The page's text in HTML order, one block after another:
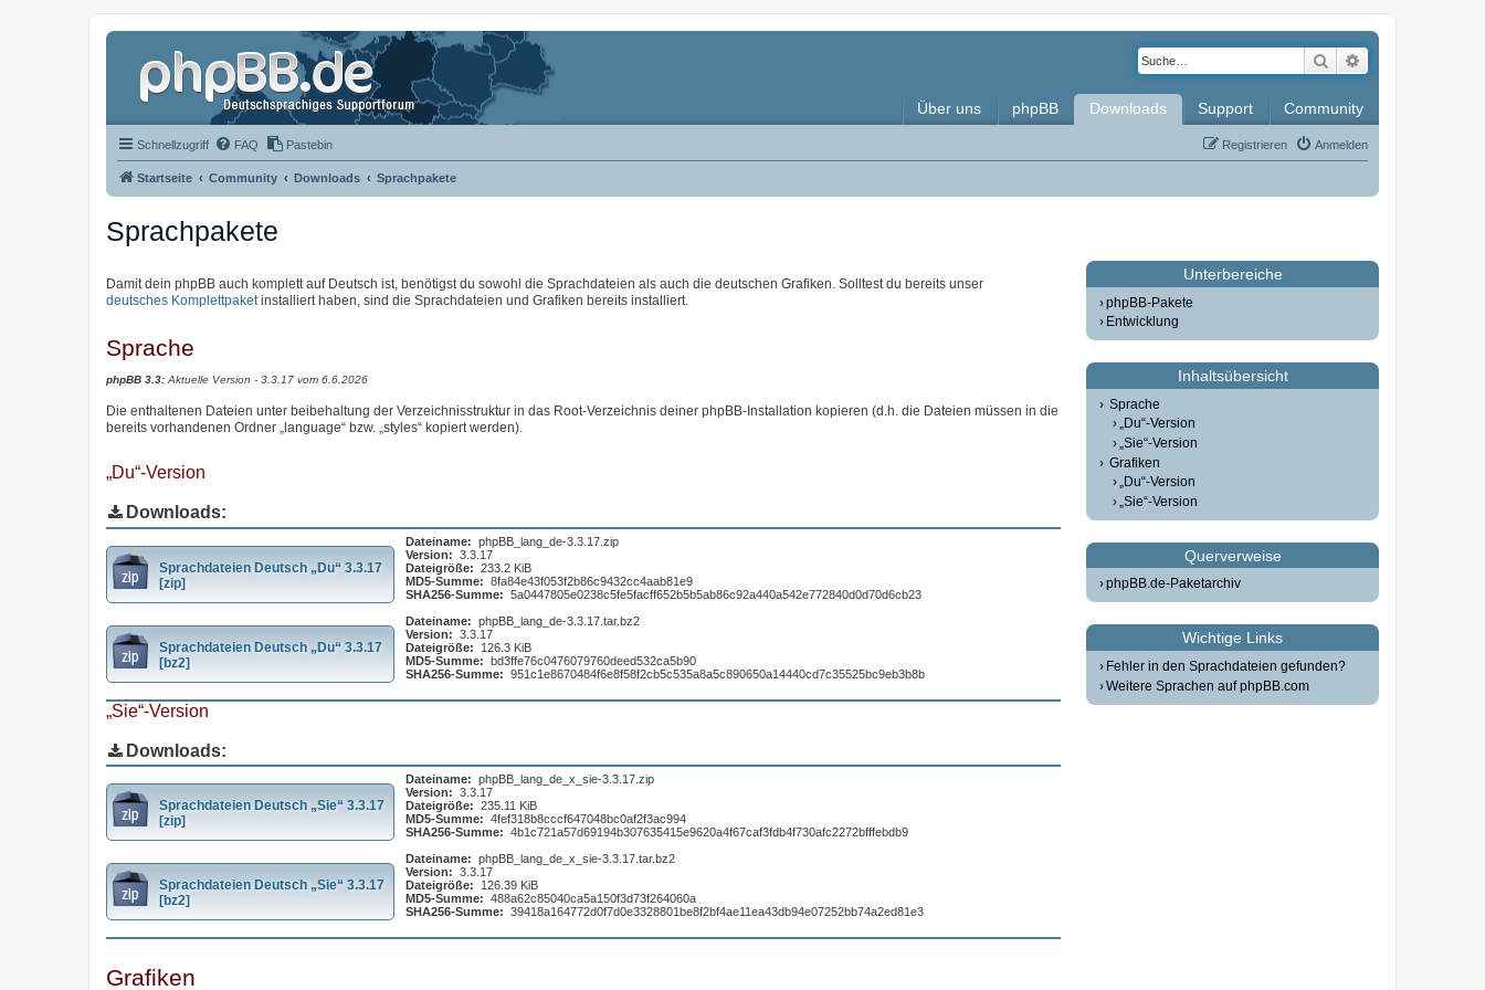
Suche
Über uns phpBB Downloads Support Community
Schnellzugriff FAQ Pastebin Anmelden
Registrieren
Startseite Community Downloads Sprachpakete
Sprachpakete
Damit dein phpBB auch komplett auf Deutsch ist, benötigst du sowohl die Sprachdateien als auch die deutschen Grafiken. Solltest du bereits unser
deutsches Komplettpaketinstalliert haben, sind die Sprachdateien und Grafiken bereits installiert.
Sprache
phpBB 3.3:Aktuelle Version - 3.3.17 vom 6.6.2026
Die enthaltenen Dateien unter beibehaltung der Verzeichnisstruktur in das Root-Verzeichnis deiner phpBB-Installation kopieren (d.h. die Dateien müssen in die
bereits vorhandenen Ordner „language“ bzw. „styles“ kopiert werden).
„Du“-Version
Downloads:
Sprachdateien Deutsch „Du“ 3.3.17
[zip]
Dateiname: phpBB_lang_de-3.3.17.zip
Version: 3.3.17
Dateigröße: 233.2 KiB
MD5-Summe: 8fa84e43f053f2b86c9432cc4aab81e9
SHA256-Summe: 5a0447805e0238c5fe5facff652b5b5ab86c92a440a542e772840d0d70d6cb23
Sprachdateien Deutsch „Du“ 3.3.17
[bz2]
Dateiname: phpBB_lang_de-3.3.17.tar.bz2
Version: 3.3.17
Dateigröße:
126.3 KiB
MD5-Summe: bd3ffe76c0476079760deed532ca5b90
SHA256-Summe: 951c1e8670484f6e8f58f2cb5c535a8a5c890650a14440cd7c35525bc9eb3b8b
„Sie“-Version
Downloads:
Sprachdateien Deutsch „Sie“ 3.3.17
[zip]
Dateiname: phpBB_lang_de_x_sie-3.3.17.zip
Version: 3.3.17
Dateigröße: 235.11 KiB
MD5-Summe: 4fef318b8cccf647048bc0af2f3ac994
SHA256-Summe: 4b1c721a57d69194b307635415e9620a4f67caf3fdb4f730afc2272bfffebdb9
Sprachdateien Deutsch „Sie“ 3.3.17
[bz2]
Dateiname: phpBB_lang_de_x_sie-3.3.17.tar.bz2
Version: 3.3.17
Dateigröße:
126.39 KiB
MD5-Summe: 488a62c85040ca5a150f3d73f264060a
SHA256-Summe: 39418a164772d0f7d0e3328801be8f2bf4ae11ea43db94e07252bb74a2ed81e3
Grafiken
Unterbereiche
phpBB-Pakete
Entwicklung
Inhaltsübersicht
Sprache
„Du“-Version
„Sie“-Version
Grafiken
„Du“-Version
„Sie“-Version
Querverweise
phpBB.de-Paketarchiv
Wichtige Links
Fehler in den Sprachdateien gefunden?
Weitere Sprachen auf phpBB.com